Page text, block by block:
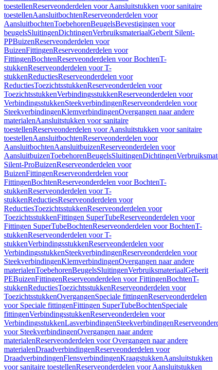
toestellenReserveonderdelen voor Aansluitstukken voor sanitaire
toestellenAansluitbochtenReserveonderdelen voor
AansluitbochtenToebehorenBeugelsBevestigingen voor
beugelsSluitingenDichtingenVerbruiksmateriaalGeberit Silent-
PPBuizenReserveonderdelen voor
BuizenFittingenReserveonderdelen voor
FittingenBochtenReserveonderdelen voor BochtenT-
stukkenReserveonderdelen voor T-
stukkenReductiesReserveonderdelen voor
ReductiesToezichtsstukkenReserveonderdelen voor
ToezichtsstukkenVerbindingsstukkenReserveonderdelen voor
VerbindingsstukkenSteekverbindingenReserveonderdelen voor
SteekverbindingenKlemverbindingenOvergangen naar andere
materialenAansluitstukken voor sanitaire
toestellenReserveonderdelen voor Aansluitstukken voor sanitaire
toestellenAansluitbochtenReserveonderdelen voor
AansluitbochtenAansluitbuizenReserveonderdelen voor
AansluitbuizenToebehorenBeugelsSluitingenDichtingen
Silent-ProBuizenReserveonderdelen voor
BuizenFittingenReserveonderdelen voor
FittingenBochtenReserveonderdelen voor BochtenT-
stukkenReserveonderdelen voor T-
stukkenReductiesReserveonderdelen voor
ReductiesToezichtsstukkenReserveonderdelen voor
ToezichtsstukkenFittingen SuperTubeReserveonderdelen voor
Fittingen SuperTubeBochtenReserveonderdelen voor BochtenT-
stukkenReserveonderdelen voor T-
stukkenVerbindingsstukkenReserveonderdelen voor
VerbindingsstukkenSteekverbindingenReserveonderdelen voor
SteekverbindingenKlemverbindingenOvergangen naar andere
materialenToebehorenBeugelsSluitingenVerbruiksmateriaalGeberit
PEBuizenFittingenReserveonderdelen voor FittingenBochtenT-
stukkenReductiesToezichtsstukkenReserveonderdelen voor
ToezichtsstukkenOvergangenSpeciale fittingenReserveonderdelen
voor Speciale fittingenFittingen SuperTubeBochtenSpeciale
fittingenVerbindingsstukkenReserveonderdelen voor
VerbindingsstukkenLasverbindingenSteekverbindingen
voor SteekverbindingenOvergangen naar andere
materialenReserveonderdelen voor Overgangen naar andere
materialenDraadverbindingenReserveonderdelen voor
DraadverbindingenFlensverbindingenKraagstukkenAansluitstukken
voor sanitaire toestellenReserveonderdelen voor Aansluitstukken